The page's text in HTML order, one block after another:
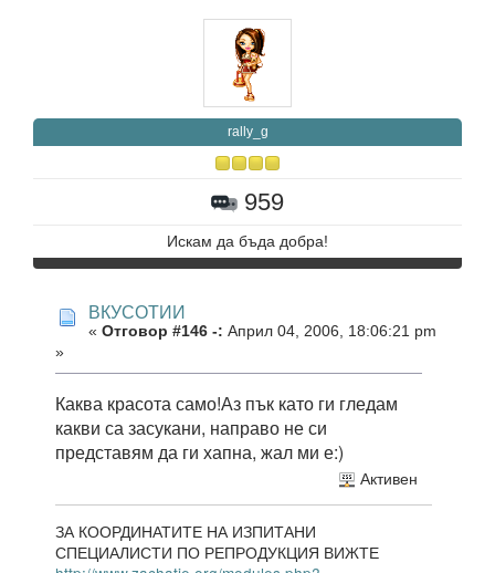
rally_g
959
Искам да бъда добра!
ВКУСОТИИ
« Отговор #146 -: Април 04, 2006, 18:06:21 pm
»
Каква красота само!Аз пък като ги гледам
какви са засукани, направо не си
представям да ги хапна, жал ми е:)
Активен
ЗА КООРДИНАТИТЕ НА ИЗПИТАНИ
СПЕЦИАЛИСТИ ПО РЕПРОДУКЦИЯ ВИЖТЕ